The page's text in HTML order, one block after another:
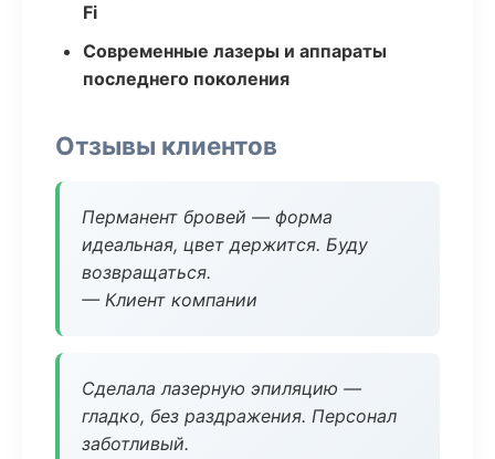
Fi
Современные лазеры и аппараты
последнего поколения
Отзывы клиентов
Перманент бровей — форма
идеальная, цвет держится. Буду
возвращаться.
— Клиент компании
Сделала лазерную эпиляцию —
гладко, без раздражения. Персонал
заботливый.